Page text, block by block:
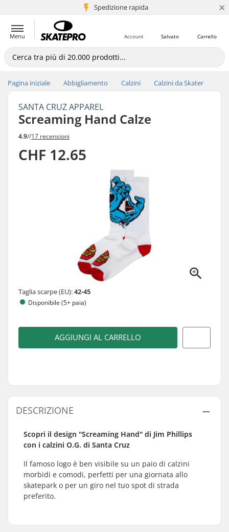
Spedizione rapida
+5 mln di clienti ×
Menu Carrello
Salvato
Account
Pagina iniziale Abbigliamento Calzini Calzini da Skater
SANTA CRUZ APPAREL
Screaming Hand Calze
4.9//17 recensioni
CHF 12.65
Taglia scarpe (EU):42-45
Disponibile (5+ paia)
AGGIUNGI AL CARRELLO
DESCRIZIONE
Scopri il design "Screaming Hand" di Jim Phillips
con i calzini O.G. di Santa Cruz
Il famoso logo è ben visibile su un paio di calzini
morbidi e comodi, perfetti per una giornata allo
skatepark o per un giro nel tuo spot di strada
preferito.